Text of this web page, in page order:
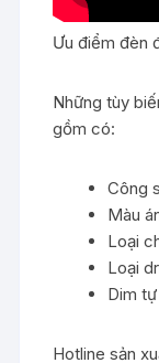
Ưu điểm đèn
Những tùy
gồm có:
Công
Màu
Loại
Loại
Dim
Hotline sản